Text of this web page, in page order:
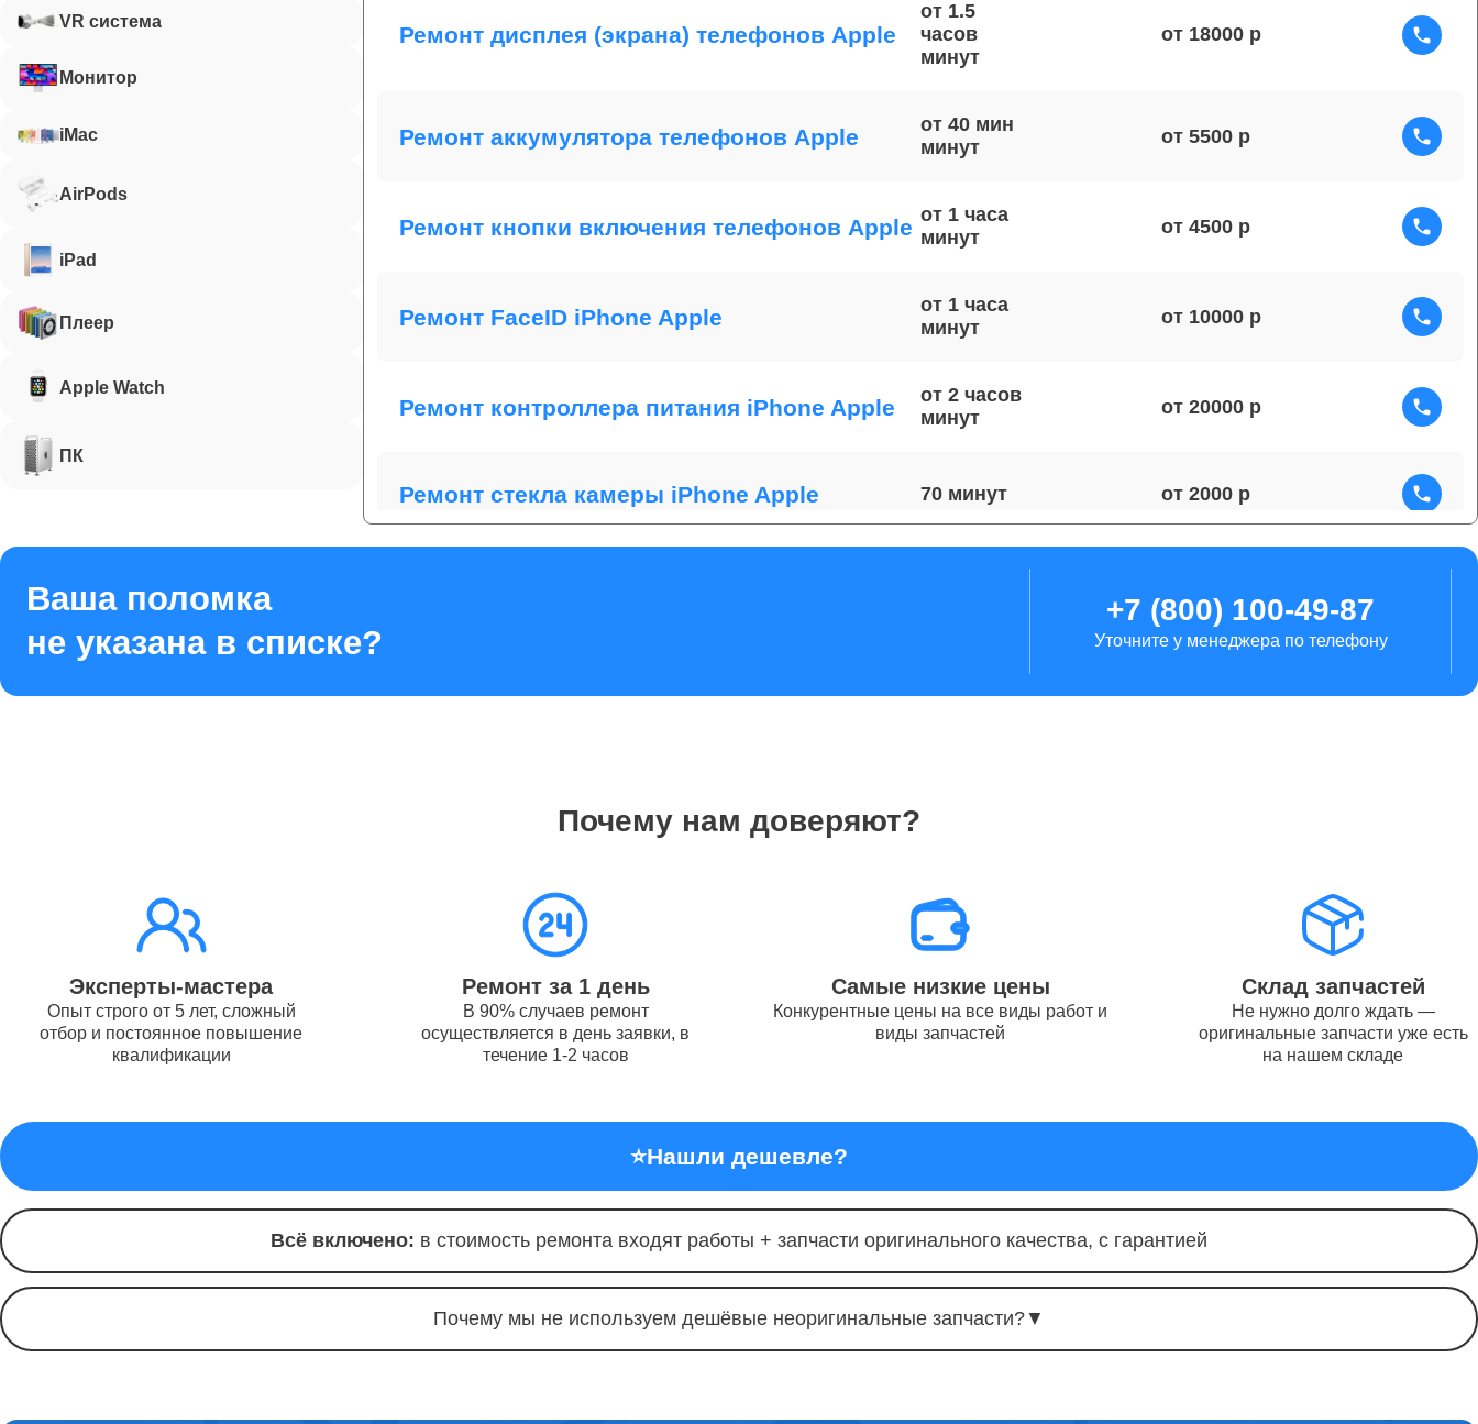
VR система
Монитор
iMac
AirPods
iPad
Плеер
Apple Watch
ПК
Ремонт дисплея (экрана) телефонов Apple
от 1.5
часов
от 18000
Ремонт аккумулятора телефонов Apple от 40 мин
от 5500
Ремонт кнопки включения телефонов Apple от 1 часа
от 4500
Ремонт FaceID iPhone Apple от 1 часа
от 10000
Ремонт контроллера питания iPhone Apple от 2 часов
от 20000
Ремонт стекла камеры iPhone Apple 70 от 2000
Ремонт цепи питания телефонов Apple
от 1.5
часов
Ремонт USB порта телефонов Apple
от 1.5
Ремонт камеры iPhone Apple
Комплексная чистка телефонов Apple от 30 от 2700
Ремонт корпуса iPhone Apple
Ваша поломка
не указана в списке?
+7 (800) 100-49-87
Уточните у менеджера по телефону
Почему нам доверяют?
Эксперты-мастера
Опыт строго от 5 лет, сложный
отбор и постоянное повышение
квалификации
Ремонт за 1 день
В 90% случаев ремонт
осуществляется в день заявки, в
течение 1-2 часов
Самые низкие цены
Конкурентные цены на все виды работ и
виды запчастей
Склад запчастей
Не нужно долго ждать —
оригинальные запчасти уже есть
на нашем складе
⭐Нашли дешевле?
Всё включено: в стоимость ремонта входят работы + запчасти оригинального качества, с гарантией
Почему мы не используем дешёвые неоригинальные запчасти?▼